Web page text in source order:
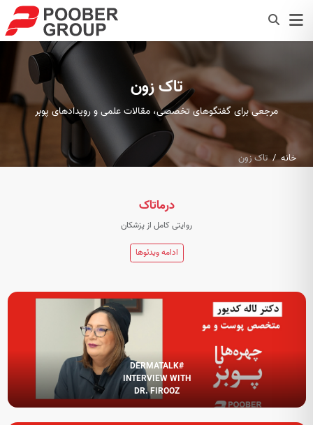
تاک زون
مرجعی برای گفتگوهای تخصصی، مقالات علمی و رویدادهای پوبر
خانه تاک زون
درماتاک
روایتی کامل از پزشکان
ادامه ویدئوها
#DERMATALK
INTERVIEW WITH
DR. FIROOZ